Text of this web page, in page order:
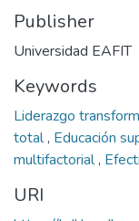
Publisher
Universidad EAFIT
Keywords
Liderazgo
total, Educación
multifactorial,
URI